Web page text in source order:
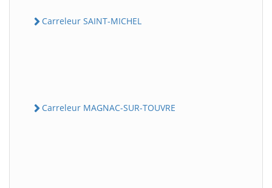
Carreleur SAINT-MICHEL
Carreleur MAGNAC-SUR-TOUVRE